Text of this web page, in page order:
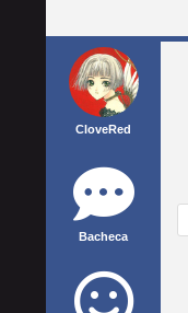
CloveRed
Bacheca